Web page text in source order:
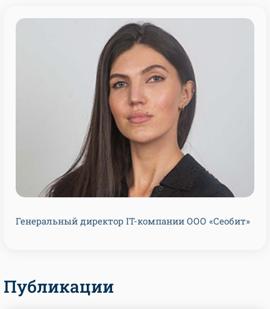
Генеральный директор IT-компании ООО «Сеобит»
Публикации